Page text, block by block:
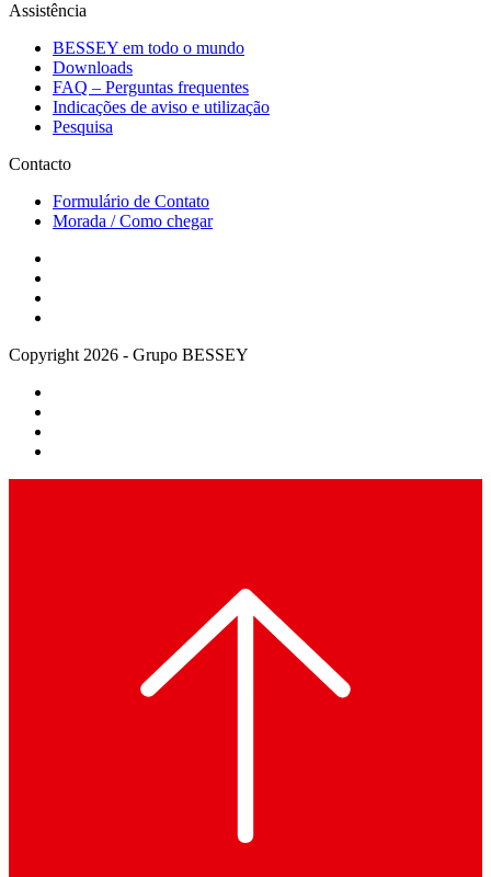
Assistência
BESSEY em todo o mundo
Downloads
FAQ – Perguntas frequentes
Indicações de aviso e utilização
Pesquisa
Contacto
Formulário de Contato
Morada / Como chegar
Copyright 2026 - Grupo BESSEY